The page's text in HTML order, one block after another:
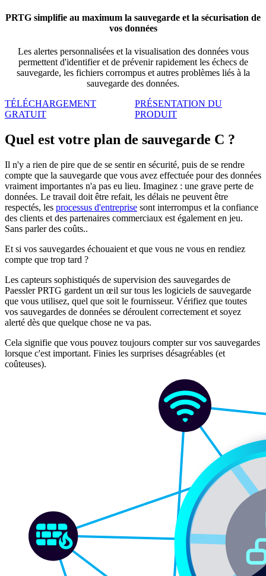
PRTG simplifie au maximum la sauvegarde et la sécurisation de
vos données
Les alertes personnalisées et la visualisation des données vous
permettent d'identifier et de prévenir rapidement les échecs de
sauvegarde, les fichiers corrompus et autres problèmes liés à la
sauvegarde des données.
TÉLÉCHARGEMENT
GRATUIT
PRÉSENTATION DU
PRODUIT
Quel est votre plan de sauvegarde C ?
Il n'y a rien de pire que de se sentir en sécurité, puis de se rendre
compte que la sauvegarde que vous avez effectuée pour des données
vraiment importantes n'a pas eu lieu. Imaginez : une grave perte de
données. Le travail doit être refait, les délais ne peuvent être
respectés, les processus d'entreprise sont interrompus et la confiance
des clients et des partenaires commerciaux est également en jeu.
Sans parler des coûts..
Et si vos sauvegardes échouaient et que vous ne vous en rendiez
compte que trop tard ?
Les capteurs sophistiqués de supervision des sauvegardes de
Paessler PRTG gardent un œil sur tous les logiciels de sauvegarde
que vous utilisez, quel que soit le fournisseur. Vérifiez que toutes
vos sauvegardes de données se déroulent correctement et soyez
alerté dès que quelque chose ne va pas.
Cela signifie que vous pouvez toujours compter sur vos sauvegardes
lorsque c'est important. Finies les surprises désagréables (et
coûteuses).